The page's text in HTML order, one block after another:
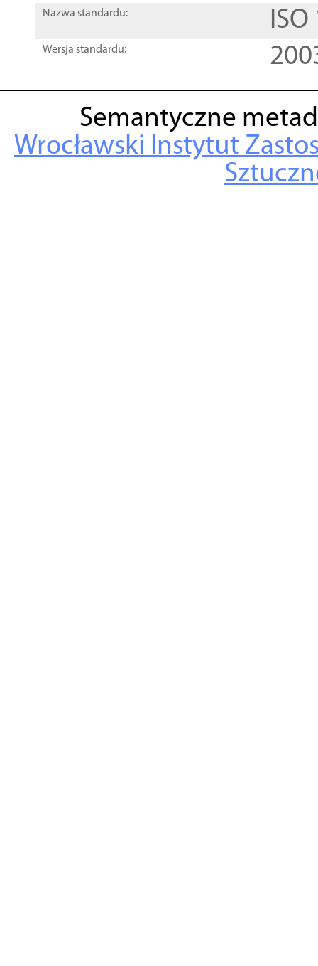
Nazwa standardu:
Wersja standardu:
Semantyczne
Wrocławski Instytut